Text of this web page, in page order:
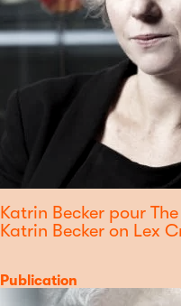
Katrin Becker pour
Katrin Becker on Lex
Catégorie
Publication